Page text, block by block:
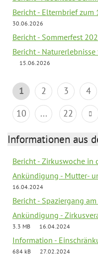
Bericht - Elternbrief zum
30.06.2026
Bericht - Sommerfest
Bericht -
15.06.2026
1 2 3 4
10
... 22
Informationen aus
Bericht - Zirkuswoche in
Ankündigung - Mutter-
16.04.2024
Bericht - Spaziergang am
Ankündigung -
3.3 MB
16.04.2024
Information -
684 kB
27.02.2024